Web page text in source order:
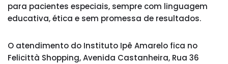
para pacientes especiais, sempre com linguagem
educativa, ética e sem promessa de resultados.
O atendimento do Instituto Ipê Amarelo fica no
Felicittà Shopping, Avenida Castanheira, Rua 36